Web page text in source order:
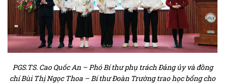
PGS.TS. Cao Quốc An – Phó Bí thư phụ trách Đảng ủy và đồng
chí Bùi Thị Ngọc Thoa – Bí thư Đoàn Trường trao học bổng cho